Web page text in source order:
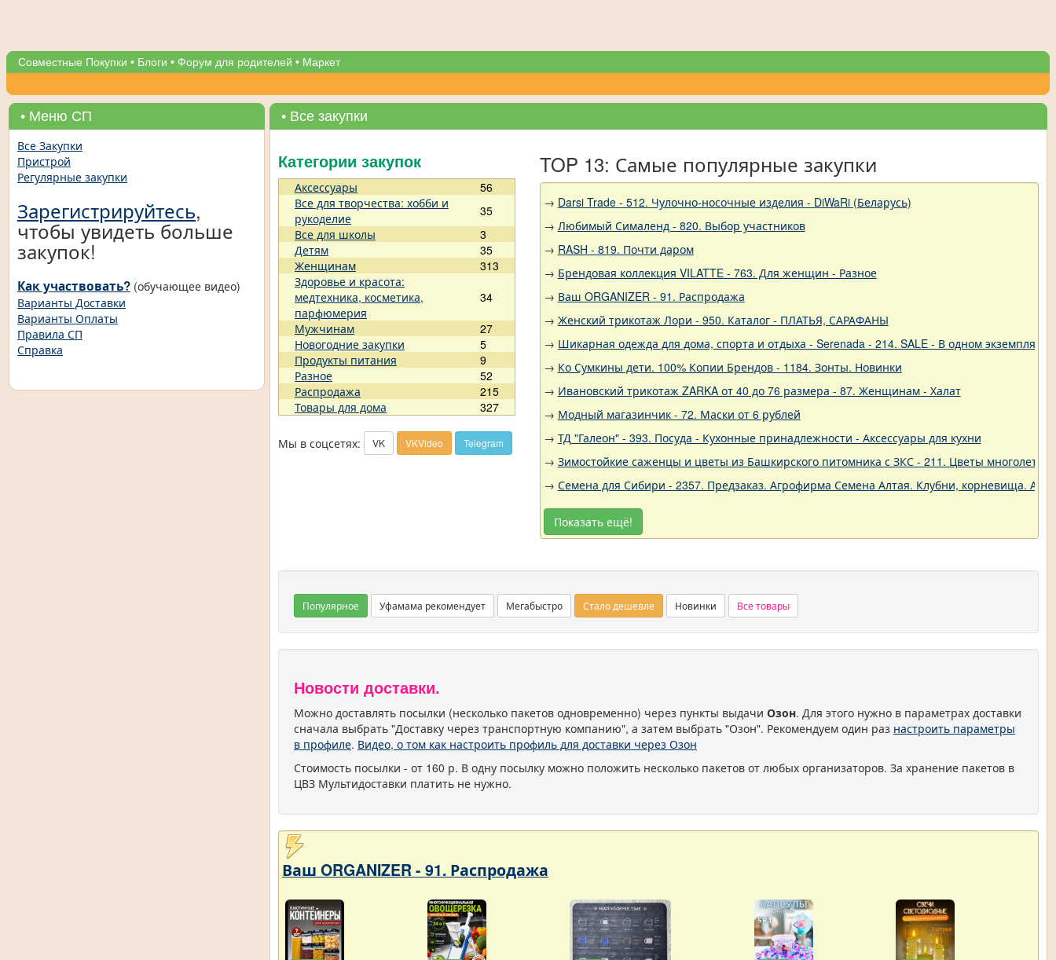
Совместные Покупки • Блоги • Форум для родителей • Маркет
• Меню СП
Все Закупки
Пристрой
Регулярные закупки
Зарегистрируйтесь,
чтобы увидеть больше
закупок!
Как участвовать? (обучающее видео)
Варианты Доставки
Варианты Оплаты
Правила СП
Справка
• Все закупки
Категории закупок
Аксессуары
56
Все для творчества: хобби и
рукоделие
35
Все для школы
3
Детям
35
Женщинам
313
Здоровье и красота:
медтехника, косметика,
парфюмерия
34
Мужчинам
27
Новогодние закупки
5
Продукты питания
9
Разное
52
Распродажа
215
Товары для дома
327
Мы в соцсетях: VK VKVideo Telegram
TOP 13: Самые популярные закупки
→ Darsi Trade - 512. Чулочно-носочные изделия - DiWaRi (Беларусь)
→ Любимый Сималенд - 820. Выбор участников
→ RASH - 819. Почти даром
→ Брендовая коллекция VILATTE - 763. Для женщин - Разное
→ Ваш ORGANIZER - 91. Распродажа
→ Женский трикотаж Лори - 950. Каталог - ПЛАТЬЯ, САРАФАНЫ
→ Шикарная одежда для дома, спорта и отдыха - Serenada - 214. SALE - В одном экземпляре!
→ Ко Сумкины дети. 100% Копии Брендов - 1184. Зонты. Новинки
→ Ивановский трикотаж ZARKA от 40 до 76 размера - 87. Женщинам - Халат
→ Модный магазинчик - 72. Маски от 6 рублей
→ ТД "Галеон" - 393. Посуда - Кухонные принадлежности - Аксессуары для кухни
→ Зимостойкие саженцы и цветы из Башкирского питомника с ЗКС - 211. Цветы
→ Семена для Сибири - 2357. Предзаказ. Агрофирма Семена Алтая. Клубни, корневища.
Показать ещё!
Популярное Уфамама рекомендует Мегабыстро Стало дешевле Новинки Все товары
Новости доставки.
Можно доставлять посылки (несколько пакетов одновременно) через пункты выдачи Озон. Для этого нужно в параметрах доставки
сначала выбрать "Доставку через транспортную компанию", а затем выбрать "Озон". Рекомендуем один раз настроить параметры
в профиле. Видео, о том как настроить профиль для доставки через Озон
Стоимость посылки - от 160 р. В одну посылку можно положить несколько пакетов от любых организаторов. За хранение пакетов в
ЦВЗ Мультидоставки платить не нужно.
Ваш ORGANIZER - 91. Распродажа